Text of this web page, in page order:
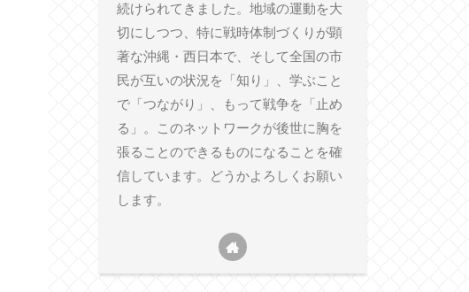
続けられてきました。地域の運動を大
切にしつつ、特に戦時体制づくりが顕
著な沖縄・西日本で、そして全国の市
民が互いの状況を「知り」、学ぶこと
で「つながり」、もって戦争を「止め
る」。このネットワークが後世に胸を
張ることのできるものになることを確
信しています。どうかよろしくお願い
します。